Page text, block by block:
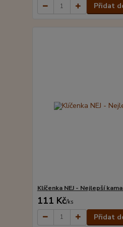
Přidat
Klíčenka NEJ - Nejlepší
111 Kč/ks
Přidat